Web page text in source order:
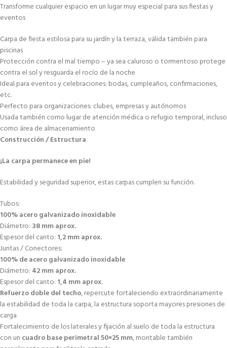
Transforme cualquier espacio en un lugar muy especial para sus fiestas y
eventos
Carpa de fiesta estilosa para su jardín y la terraza, válida también para
piscinas
Protección contra el mal tiempo – ya sea caluroso o tormentoso protege
contra el sol y resguarda el rocío de la noche
Ideal para eventos y celebraciones: bodas, cumpleaños, confirmaciones,
etc.
Perfecto para organizaciones: clubes, empresas y autónomos
Usada también como lugar de atención médica o refugio temporal, incluso
como área de almacenamiento
Construcción / Estructura
¡La carpa permanece en pie!
Estabilidad y seguridad superior, estas carpas cumplen su función.
Tubos:
100% acero galvanizado inoxidable
Diámetro: 38 mm aprox.
Espesor del canto: 1,2 mm aprox.
Juntas / Conectores:
100% de acero galvanizado inoxidable
Diámetro: 42 mm aprox.
Espesor del canto: 1,4 mm aprox.
Refuerzo doble del techo, repercute fortaleciendo extraordinariamente
la estabilidad de toda la carpa, la estructura soporta mayores presiones de
carga
Fortalecimiento de los laterales y fijación al suelo de toda la estructura
con un cuadro base perimetral 50×25 mm, montable también